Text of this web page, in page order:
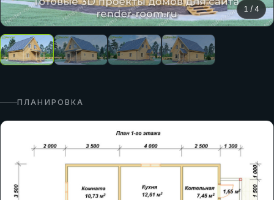
1 / 4
ПЛАНИРОВКА